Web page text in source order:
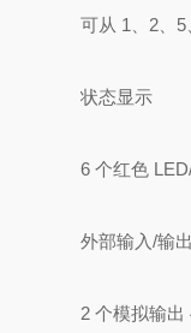
可从 1、2、5
状态显示
6 个红色
外部输入/输出
2 个模拟输出